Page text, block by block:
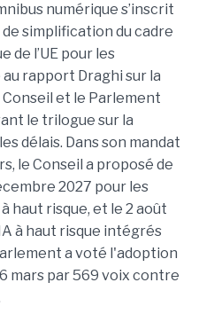
numérique s’inscrit
simplification du cadre
de l’UE pour les
rapport Draghi sur la
et le Parlement
le trilogue sur la
délais. Dans son mandat
le Conseil a proposé de
2027 pour les
haut risque, et le 2 août
à haut risque intégrés
a voté l'adoption
mars par 569 voix contre